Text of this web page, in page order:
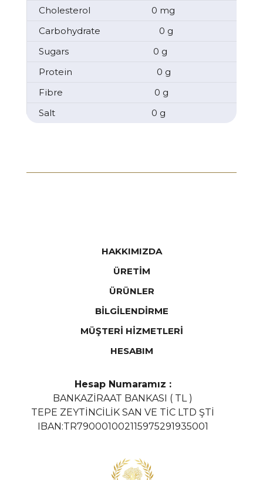
Cholesterol 0 mg
Carbohydrate 0 g
Sugars 0 g
Protein 0 g
Fibre 0 g
Salt 0 g
HAKKIMIZDA
ÜRETİM
ÜRÜNLER
BİLGİLENDİRME
MÜŞTERİ HİZMETLERİ
HESABIM
Hesap Numaramız :
BANKAZİRAAT BANKASI ( TL )
TEPE ZEYTİNCİLİK SAN VE TİC LTD ŞTİ
IBAN:TR790001002115975291935001